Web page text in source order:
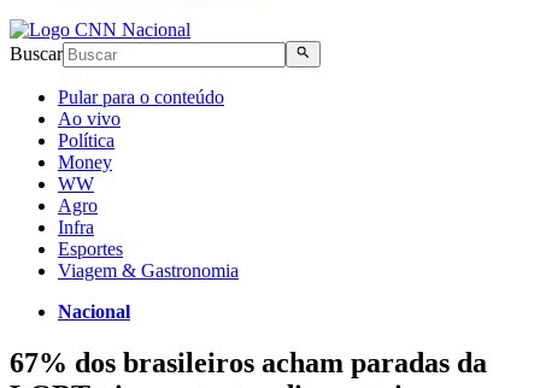
Buscar
Pular para o conteúdo
Ao vivo
Política
Money
WW
Agro
Infra
Esportes
Viagem & Gastronomia
Nacional
67% dos brasileiros acham paradas da